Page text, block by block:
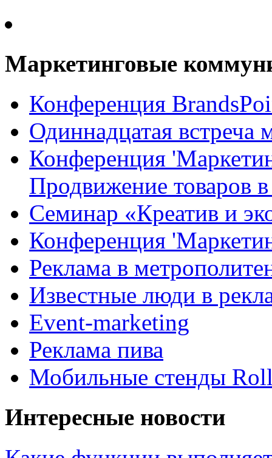
Маркетинговые
Конференция
Одиннадцатая
Конференция
Продвижение товаров
Семинар «Креатив и
Конференция
Реклама в
Известные люди в
Event-marketing
Реклама пива
Мобильные стенды
Интересные новости